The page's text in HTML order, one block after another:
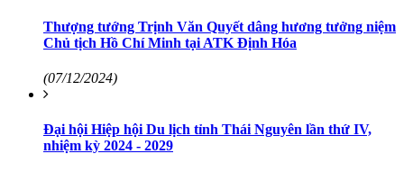
Thượng tướng Trịnh Văn Quyết dâng hương tưởng niệm
Chủ tịch Hồ Chí Minh tại ATK Định Hóa
(07/12/2024)
Đại hội Hiệp hội Du lịch tỉnh Thái Nguyên lần thứ IV,
nhiệm kỳ 2024 - 2029